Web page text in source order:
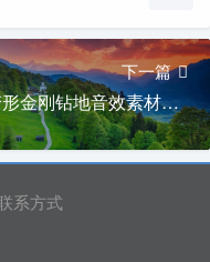
下一篇
变形金刚钻地音效素材下载
系方式